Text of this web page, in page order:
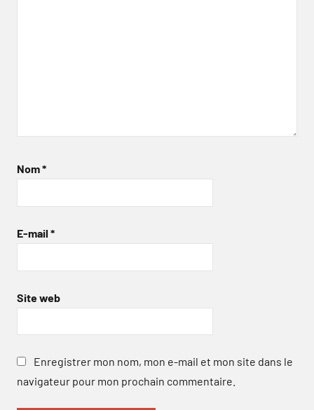
Nom*
E-mail *
Site web
Enregistrer mon nom, mon e-mail et mon site dans le
navigateur pour mon prochain commentaire.